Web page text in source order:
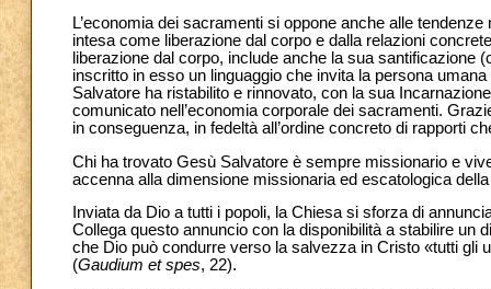
L’economia dei sacramenti si oppone anche alle
intesa come liberazione dal corpo e dalla relazioni
liberazione dal corpo, include anche la sua santificazione
inscritto in esso un linguaggio che invita la persona
Salvatore ha ristabilito e rinnovato, con la sua
comunicato nell’economia corporale dei sacramenti.
in conseguenza, in fedeltà all’ordine concreto di rapporti
Chi ha trovato Gesù Salvatore è sempre missionario e
accenna alla dimensione missionaria ed escatologica
Inviata da Dio a tutti i popoli, la Chiesa si sforza di
Collega questo annuncio con la disponibilità a stabilire un
che Dio può condurre verso la salvezza in Cristo «tutti gli
(Gaudium et spes, 22).